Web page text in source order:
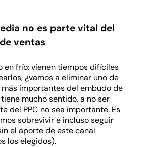
no es parte vital del
ventas
en frío: vienen tiempos difíciles
¿vamos a eliminar uno de
más importantes del embudo de
mucho sentido, a no ser
del PPC no sea importante. Es
sobrevivir e incluso seguir
el aporte de este canal
los elegidos).